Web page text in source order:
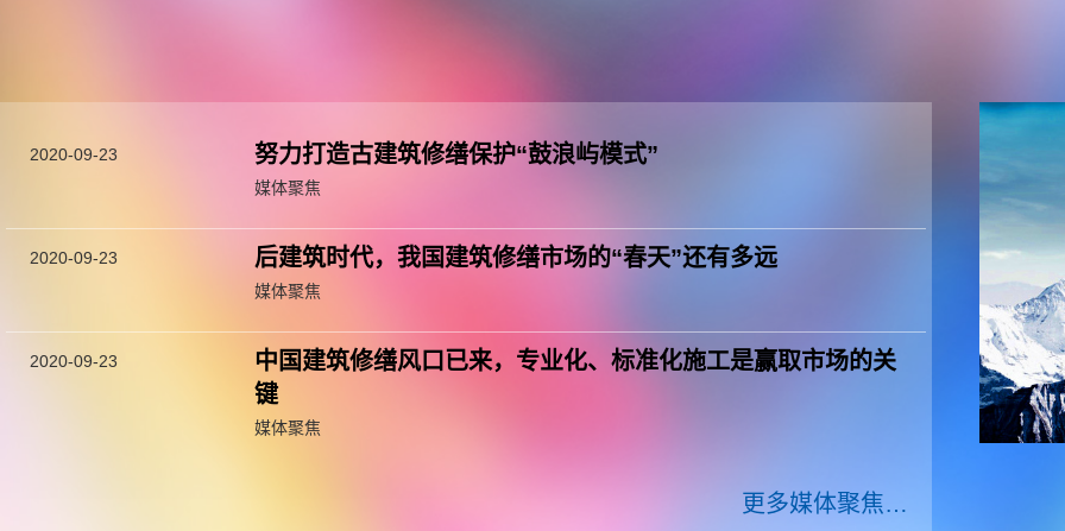
2020-09-23 努力打造古建筑修缮保护“鼓浪屿模式”
媒体聚焦
2020-09-23 后建筑时代，我国建筑修缮市场的“春天”还有多远
媒体聚焦
2020-09-23
中国建筑修缮风口已来，专业化、标准化施工是赢取市场的关
键
媒体聚焦
更多媒体聚焦…